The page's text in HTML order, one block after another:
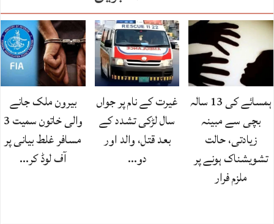
ہمسائے کی 13 سالہ
بچی سے مبینہ
زیادتی، حالت
تشویشناک ہونے پر
ملزم فرار
غیرت کے نام پر جواں
سال لڑکی تشدد کے
بعد قتل، والد اور
دو…
بیرون ملک جانے
والی خاتون سمیت 3
مسافر غلط بیانی پر
آف لوڈ کر…